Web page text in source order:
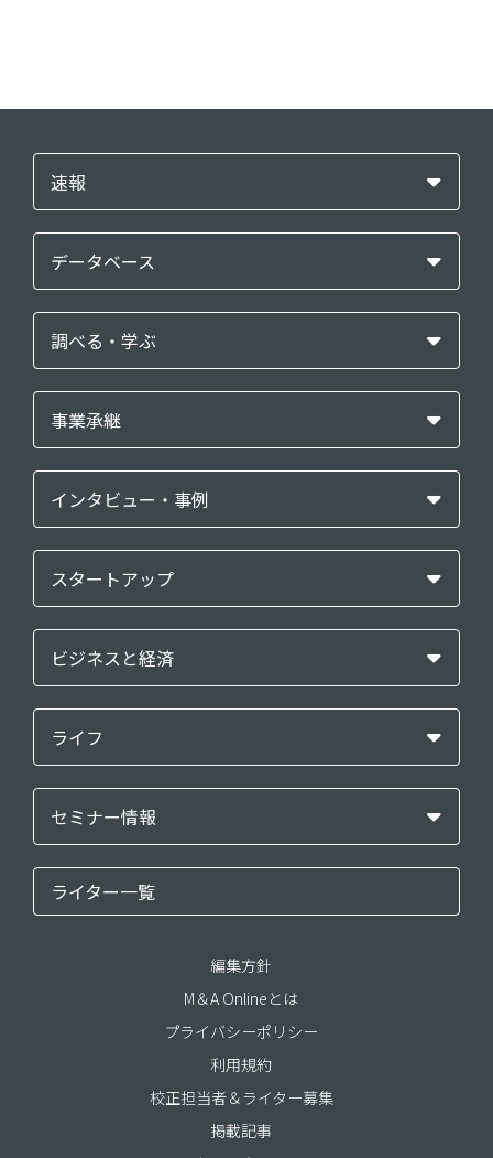
速報
データベース
調べる・学ぶ
事業承継
インタビュー・事例
スタートアップ
ビジネスと経済
ライフ
セミナー情報
ライター一覧
編集方針
M＆A Onlineとは
プライバシーポリシー
利用規約
校正担当者＆ライター募集
掲載記事